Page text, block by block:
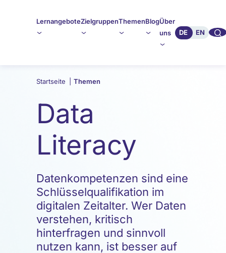
LernangeboteZielgruppenThemenBlogÜber
uns
DE EN 🔍︎︎
Startseite Themen
Data
Literacy
Datenkompetenzen sind eine
Schlüsselqualifikation im
digitalen Zeitalter. Wer Daten
verstehen, kritisch
hinterfragen und sinnvoll
nutzen kann, ist besser auf